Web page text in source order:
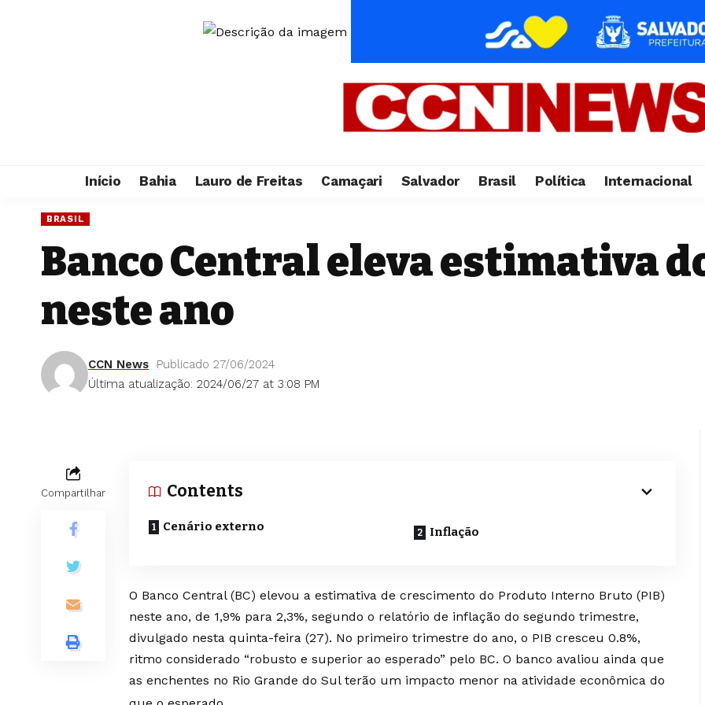
Início Bahia Lauro de Freitas Camaçari Salvador Brasil Política Internacional
BRASIL
Banco Central eleva estimativa
neste ano
Última atualização: 2024/06/27 at 3:08 PM
CCN News Publicado 27/06/2024
Compartilhar Contents
Cenário externo Inflação
O Banco Central (BC) elevou a estimativa de crescimento do Produto Interno Bruto (PIB)
neste ano, de 1,9% para 2,3%, segundo o relatório de inflação do segundo trimestre,
divulgado nesta quinta-feira (27). No primeiro trimestre do ano, o PIB cresceu 0.8%,
ritmo considerado “robusto e superior ao esperado” pelo BC. O banco avaliou ainda que
as enchentes no Rio Grande do Sul terão um impacto menor na atividade econômica do